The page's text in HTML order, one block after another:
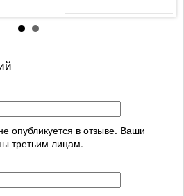
опубликуется в отзыве. Ваши
третьим лицам.